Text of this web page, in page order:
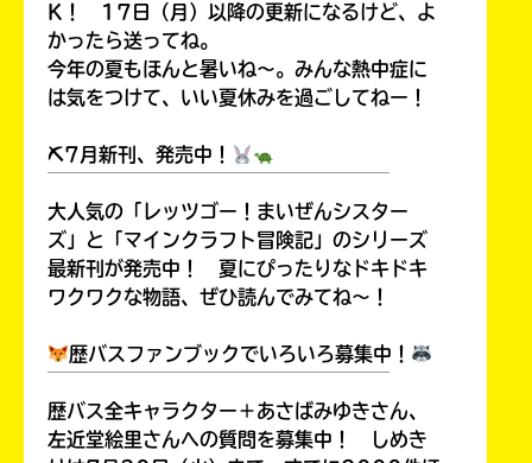
K！ 17日（月）以降の更新になるけど、よ
かったら送ってね。
今年の夏もほんと暑いね～。みんな熱中症に
は気をつけて、いい夏休みを過ごしてねー！
⛏7月新刊、発売中！
大人気の「レッツゴー！まいぜんシスター
ズ」と「マインクラフト冒険記」のシリーズ
最新刊が発売中！ 夏にぴったりなドキドキ
ワクワクな物語、ぜひ読んでみてね～！
歴バスファンブックでいろいろ募集中！
歴バス全キャラクター＋あさばみゆきさん、
左近堂絵里さんへの質問を募集中！ しめき